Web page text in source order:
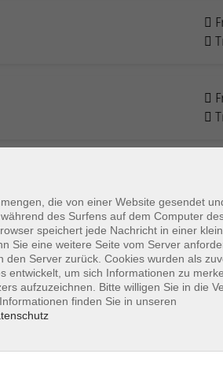
Form
die von einer Website gesendet
des Surfens auf dem Computer
speichert jede Nachricht in einer
Sie eine weitere Seite vom Server
den Server zurück. Cookies wurden als
entwickelt, um sich Informationen zu
aufzuzeichnen. Bitte willigen Sie in die
finden Sie in unseren